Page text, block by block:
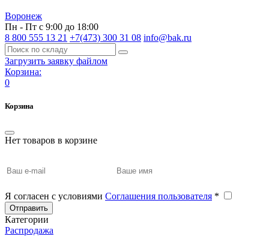
Воронеж
Пн - Пт с 9:00 до 18:00
8 800 555 13 21 +7(473) 300 31 08 info@bak.ru
Загрузить заявку файлом
Корзина:
0
Корзина
Нет товаров в корзине
Я согласен с условиями Соглашения пользователя *
Отправить
Категории
Распродажа